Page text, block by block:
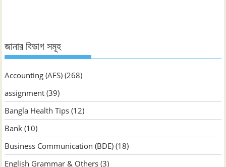
জানার বিভাগ সমূহ
Accounting (AFS) (268)
assignment (39)
Bangla Health Tips (12)
Bank (10)
Business Communication (BDE) (18)
English Grammar & Others (3)